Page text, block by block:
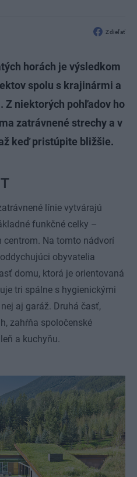
Zdieľať
horách je výsledkom
spolu s krajinármi a
niektorých pohľadov ho
zatrávnené strechy a v
keď pristúpite bližšie.
línie vytvárajú
funkčné celky –
Na tomto nádvorí
obyvatelia
domu, ktorá je orientovaná
tri spálne s hygienickými
aj garáž. Druhá časť,
zahŕňa spoločenské
a kuchyňu.